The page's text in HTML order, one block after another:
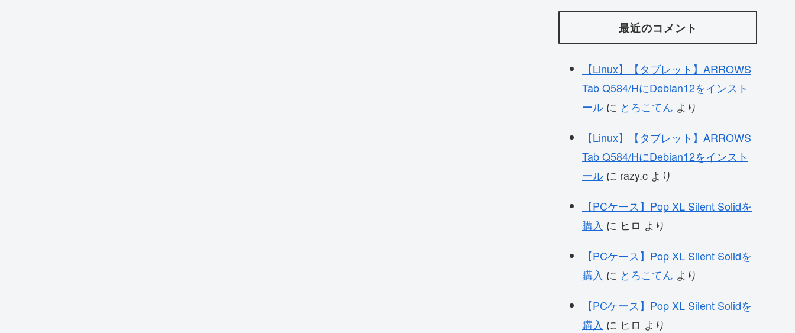
最近のコメント
【Linux】【タブレット】ARROWS
Tab Q584/HにDebian12をインスト
ール に とろこてん より
【Linux】【タブレット】ARROWS
Tab Q584/HにDebian12をインスト
ール に razy.c より
【PCケース】Pop XL Silent Solidを
購入 に ヒロ より
【PCケース】Pop XL Silent Solidを
購入 に とろこてん より
【PCケース】Pop XL Silent Solidを
購入 に ヒロ より